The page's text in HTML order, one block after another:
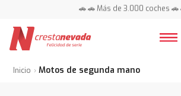
📍 Centros en toda España
📍 Centros en toda España ⭐
Inicio Motos de segunda mano